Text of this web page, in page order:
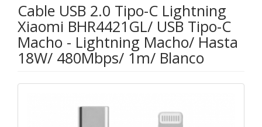
Cable USB 2.0 Tipo-C Lightning
Xiaomi BHR4421GL/ USB Tipo-C
Macho - Lightning Macho/ Hasta
18W/ 480Mbps/ 1m/ Blanco